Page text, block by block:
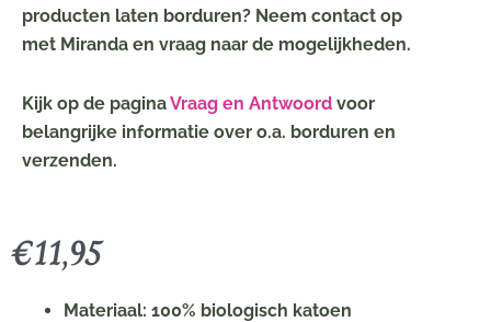
producten laten borduren? Neem contact op
met Miranda en vraag naar de mogelijkheden.
Kijk op de paginaVraag en Antwoord voor
belangrijke informatie over o.a. borduren en
verzenden.
€11,95
Materiaal: 100% biologisch katoen